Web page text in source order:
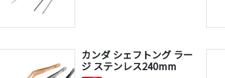
カンダ シェフトング ラー
ジ ステンレス240mm